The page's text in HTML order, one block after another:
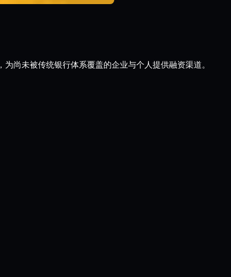
尚未被传统银行体系覆盖的企业与个人提供融资渠道。